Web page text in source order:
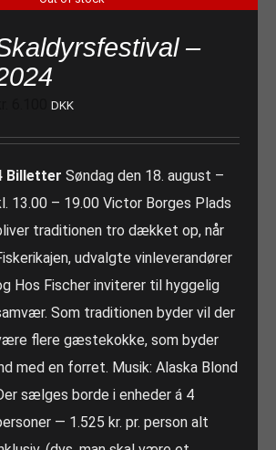
–
DKK
Billetter Søndag den 18. august –
13.00 – 19.00 Victor Borges Plads
traditionen tro dækket op, når
udvalgte vinleverandører
Hos Fischer inviterer til hyggelig
Som traditionen byder vil der
flere gæstekokke, som byder
med en forret. Musik: Alaska Blond
sælges borde i enheder á 4
— 1.525 kr. pr. person alt